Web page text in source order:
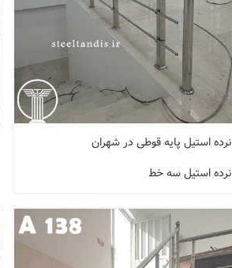
نرده استیل پایه قوطی در شهران
نرده استیل سه خط